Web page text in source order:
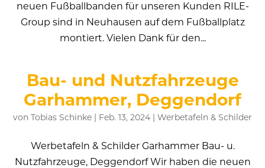
neuen Fußballbanden für unseren Kunden RILE-
Group sind in Neuhausen auf dem Fußballplatz
montiert. Vielen Dank für den...
Bau- und Nutzfahrzeuge
Garhammer, Deggendorf
von Tobias Schinke | Feb. 13, 2024 | Werbetafeln & Schilder
Werbetafeln & Schilder Garhammer Bau- u.
Nutzfahrzeuge, Deggendorf Wir haben die neuen